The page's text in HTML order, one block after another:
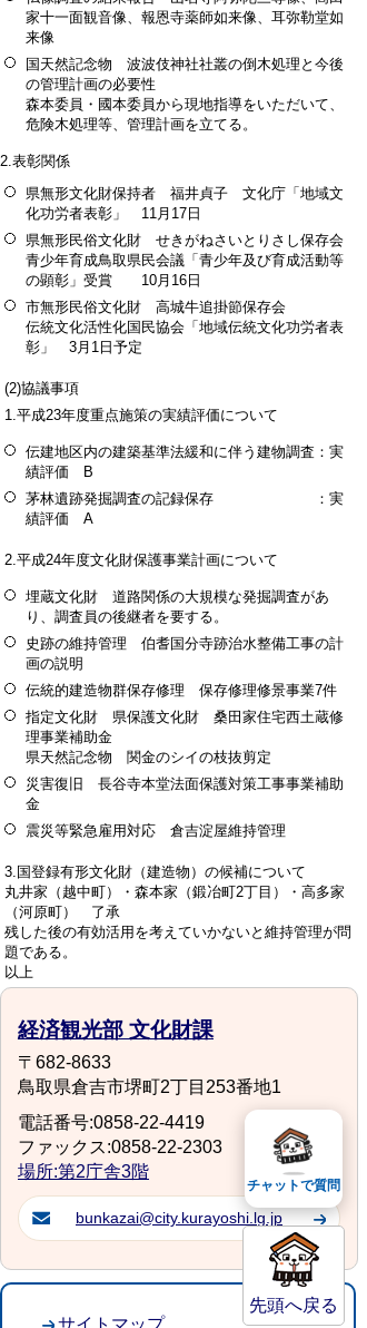
家十一面観音像、報恩寺薬師如来像、耳弥勒堂如
来像
国天然記念物 波波伎神社社叢の倒木処理と今後
の管理計画の必要性
森本委員・國本委員から現地指導をいただいて、
危険木処理等、管理計画を立てる。
2.表彰関係
県無形文化財保持者 福井貞子 文化庁「地域文
化功労者表彰」 11月17日
県無形民俗文化財 せきがねさいとりさし保存会
青少年育成鳥取県民会議「青少年及び育成活動等
の顕彰」受賞 10月16日
市無形民俗文化財 高城牛追掛節保存会
伝統文化活性化国民協会「地域伝統文化功労者表
彰」 3月1日予定
(2)協議事項
1.平成23年度重点施策の実績評価について
伝建地区内の建築基準法緩和に伴う建物調査：実
績評価 B
茅林遺跡発掘調査の記録保存 ：実
績評価 A
2.平成24年度文化財保護事業計画について
埋蔵文化財 道路関係の大規模な発掘調査があ
り、調査員の後継者を要する。
史跡の維持管理 伯耆国分寺跡治水整備工事の計
画の説明
伝統的建造物群保存修理 保存修理修景事業7件
指定文化財 県保護文化財 桑田家住宅西土蔵修
理事業補助金
県天然記念物 関金のシイの枝抜剪定
災害復旧 長谷寺本堂法面保護対策工事事業補助
金
震災等緊急雇用対応 倉吉淀屋維持管理
3.国登録有形文化財（建造物）の候補について
丸井家（越中町）・森本家（鍛冶町2丁目）・高多家
（河原町） 了承
残した後の有効活用を考えていかないと維持管理が問
題である。
以上
経済観光部 文化財課
〒682-8633
鳥取県倉吉市堺町2丁目253番地1
電話番号:0858-22-4419
ファックス:0858-22-2303
場所:第2庁舎3階
bunkazai@city.kurayoshi.lg.jp
先頭へ戻る
サイトマップ
チャットで質問